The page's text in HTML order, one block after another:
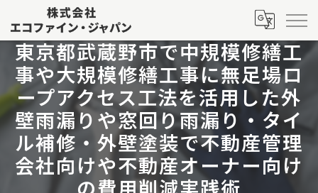
東京都武蔵野市で中規模修繕工
事や大規模修繕工事に無足場ロ
ープアクセス工法を活用した外
壁雨漏りや窓回り雨漏り・タイ
ル補修・外壁塗装で不動産管理
会社向けや不動産オーナー向け